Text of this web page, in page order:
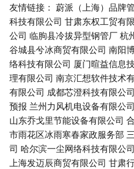
友情链接： 蔚派（上海）品牌
科技有限公司 甘肃东权工贸有
公司 临朐县冷拔异型钢管厂杭
谷城县兮冰商贸有限公司 南阳
络科技有限公司 厦门暄益信息
理有限公司 南京汇想软件技术
有限公司 成都芯澄科技有限公司
预报 兰州力风机电设备有限公司
山东乔戈里节能设备有限公司
市雨花区冰雨寒春家政服务部
司 哈尔滨一尘网络科技有限公司
上海发迈辰商贸有限公司 甘肃